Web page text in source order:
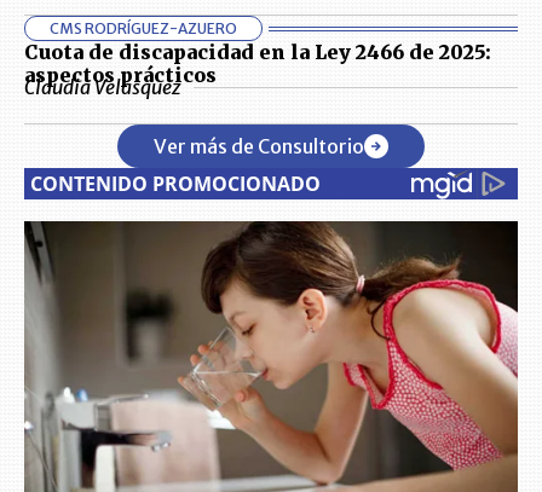
CMS RODRÍGUEZ-AZUERO
Cuota de discapacidad en la Ley 2466 de 2025:
aspectos prácticos
Claudia Velasquez
Ver más de Consultorio